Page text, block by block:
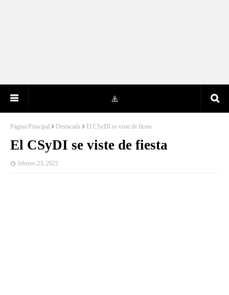
Página Principal Destacada El CSyDI se viste de fiesta
El CSyDI se viste de fiesta
febrero 23, 2022